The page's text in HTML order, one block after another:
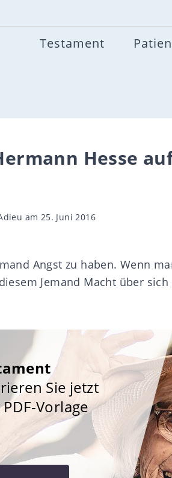
Testament
Hesse
am 25. Juni 2016
Angst zu haben. Wenn
Jemand Macht über
Sie jetzt
Vorlage